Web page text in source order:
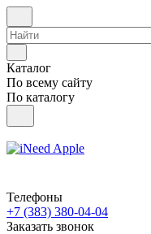
Каталог
По всему сайту
По каталогу
Телефоны
+7 (383) 380-04-04
Заказать звонок